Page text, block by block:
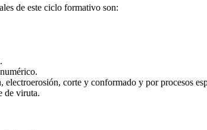
de este ciclo formativo son:
electroerosión, corte y conformado y por procesos
de viruta.